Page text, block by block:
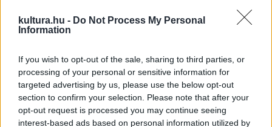
kultura.hu - Do Not Process My Personal
Information
If you wish to opt-out of the sale, sharing to third parties, or
processing of your personal or sensitive information for
targeted advertising by us, please use the below opt-out
section to confirm your selection. Please note that after your
opt-out request is processed you may continue seeing
interest-based ads based on personal information utilized by
konzervatív-kereszténydemokrata pártcsoportja, amelynek
"kiegyensúlyozatlan" volt. "Készek vagyunk a vitára, de
tisztázni kellene, hogy politikai szerv vagyunk-e, vagy
tudományos akadémia" - tette hozzá.
Az MTI-nek nyilatkozva Eörsi Mátyás, a parlamenti